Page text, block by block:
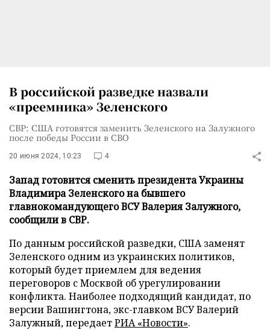
В российской разведке назвали
«преемника» Зеленского
СВР: США готовятся заменить Зеленского на Залужного
после победы России в СВО
20 июня 2024, 10:23 4
Запад готовится сменить президента Украины
Владимира Зеленского на бывшего
главнокомандующего ВСУ Валерия Залужного,
сообщили в СВР.
По данным российской разведки, США заменят
Зеленского одним из украинских политиков,
который будет приемлем для ведения
переговоров с Москвой об урегулировании
конфликта. Наиболее подходящий кандидат, по
версии Вашингтона, экс-главком ВСУ Валерий
Залужный, передаетРИА «Новости».